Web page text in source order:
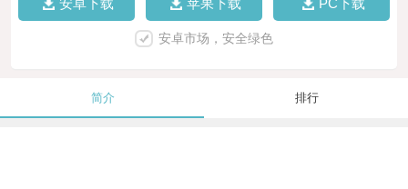
安卓下载 苹果下载 PC下载
安卓市场，安全绿色
简介 排行